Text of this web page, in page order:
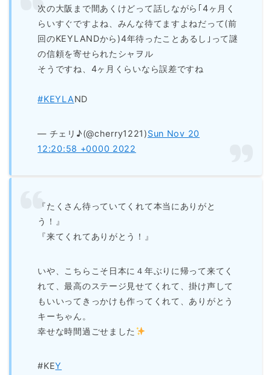
次の大阪まで間あくけどって話しながら｢4ヶ月く
らいすぐですよね、みんな待てますよねだって(前
回のKEYLANDから)4年待ったことあるし｣って謎
の信頼を寄せられたシャヲル
そうですね、4ヶ月くらいなら誤差ですね
#KEYLAND
— チェリ♪(@cherry1221)Sun Nov 20
12:20:58 +0000 2022
『たくさん待っていてくれて本当にありがと
う！』
『来てくれてありがとう！』
いや、こちらこそ日本に４年ぶりに帰って来てく
れて、最高のステージ見せてくれて、掛け声して
もいいってきっかけも作ってくれて、ありがとう
キーちゃん。
幸せな時間過ごせました
#KEY